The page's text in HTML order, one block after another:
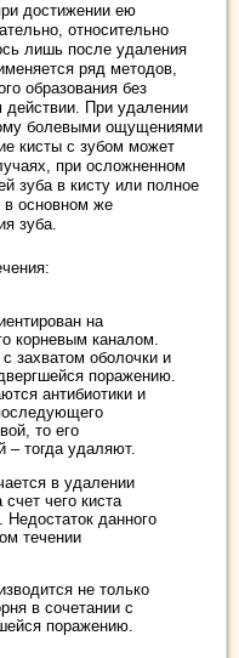
достижении ею
относительно
лишь после удаления
ряд методов,
образования без
действии. При удалении
болевыми ощущениями
кисты с зубом может
при осложненном
зуба в кисту или полное
в основном же
зуба.
на
корневым каналом.
захватом оболочки и
поражению.
антибиотики и
то его
– тогда удаляют.
в удалении
чего киста
данного
течении
не только
в сочетании с
поражению.